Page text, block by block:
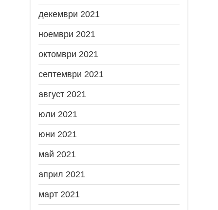
декември 2021
ноември 2021
октомври 2021
септември 2021
август 2021
юли 2021
юни 2021
май 2021
април 2021
март 2021